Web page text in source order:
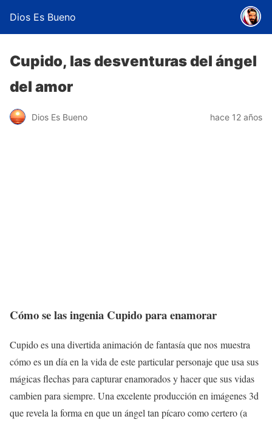
Dios Es Bueno
Cupido, las desventuras del ángel
del amor
Dios Es Bueno hace 12 años
Cómo se las ingenia Cupido para enamorar
Cupido es una divertida animación de fantasía que nos muestra
cómo es un día en la vida de este particular personaje que usa sus
mágicas flechas para capturar enamorados y hacer que sus vidas
cambien para siempre. Una excelente producción en imágenes 3d
que revela la forma en que un ángel tan pícaro como certero (a